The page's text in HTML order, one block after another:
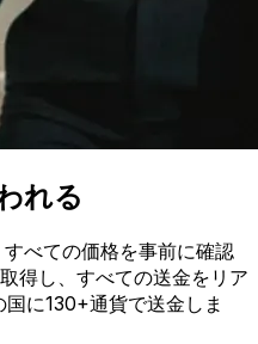
れる
べての価格を事前に確認
得し、すべての送金をリア
に130+通貨で送金しま